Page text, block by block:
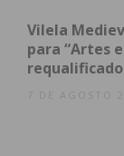
Vilela
para “Artes
requalificado
7 DE AGOSTO